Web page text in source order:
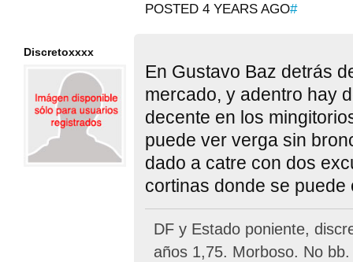
POSTED 4 YEARS AGO#
Discretoxxxx
En Gustavo Baz detrás
mercado, y adentro hay
decente en los
puede ver verga sin
dado a catre con dos
cortinas donde se puede
DF y Estado poniente,
años 1,75. Morboso. No bb.